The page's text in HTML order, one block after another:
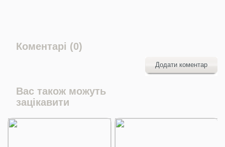
Коментарі (0)
Додати коментар
Вас також можуть
зацікавити